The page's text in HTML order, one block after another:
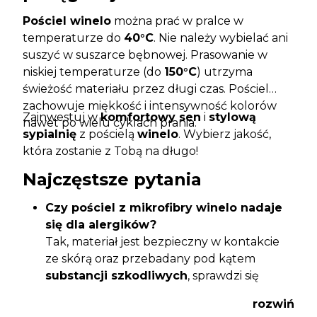
Pościel winelo można prać w pralce w
temperaturze do 40°C. Nie należy wybielać ani
suszyć w suszarce bębnowej. Prasowanie w
niskiej temperaturze (do 150°C) utrzyma
świeżość materiału przez długi czas. Pościel
zachowuje miękkość i intensywność kolorów
nawet po wielu cyklach prania.
Zainwestuj wkomfortowy sen i stylową
sypialnię z pościelą winelo. Wybierz jakość,
która zostanie z Tobą na długo!
Najczęstsze pytania
Czy pościel z mikrofibry winelo nadaje
się dla alergików?
Tak, materiał jest bezpieczny w kontakcie
ze skórą oraz przebadany pod kątem
substancji szkodliwych, sprawdzi się
rozwiń